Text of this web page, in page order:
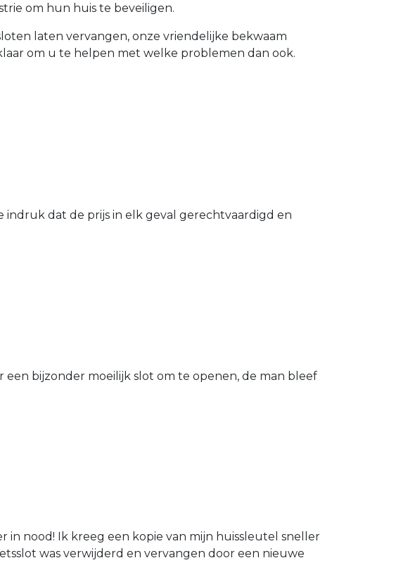
om hun huis te beveiligen.
laten vervangen, onze vriendelijke bekwaam
om u te helpen met welke problemen dan ook.
dat de prijs in elk geval gerechtvaardigd en
bijzonder moeilijk slot om te openen, de man bleef
in nood! Ik kreeg een kopie van mijn huissleutel sneller
was verwijderd en vervangen door een nieuwe